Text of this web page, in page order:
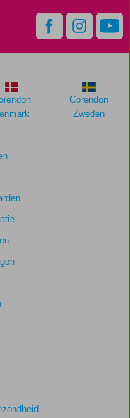
Corendon
Zweden